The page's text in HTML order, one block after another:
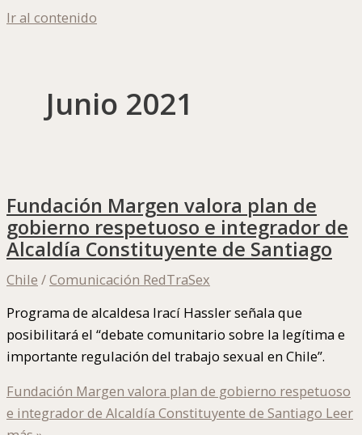
Ir al contenido
Junio 2021
Fundación Margen valora plan de
gobierno respetuoso e integrador de
Alcaldía Constituyente de Santiago
Chile /Comunicación RedTraSex
Programa de alcaldesa Irací Hassler señala que
posibilitará el “debate comunitario sobre la legítima e
importante regulación del trabajo sexual en Chile”.
Fundación Margen valora plan de gobierno respetuoso
e integrador de Alcaldía Constituyente de Santiago Leer